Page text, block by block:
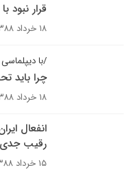
قرار نبود
۱۸ خرداد ۱۳۸۸
/با دیپلماسی
چرا باید
۱۸ خرداد ۱۳۸۸
انفعال
رقیب جدی
۱۵ خرداد ۱۳۸۸